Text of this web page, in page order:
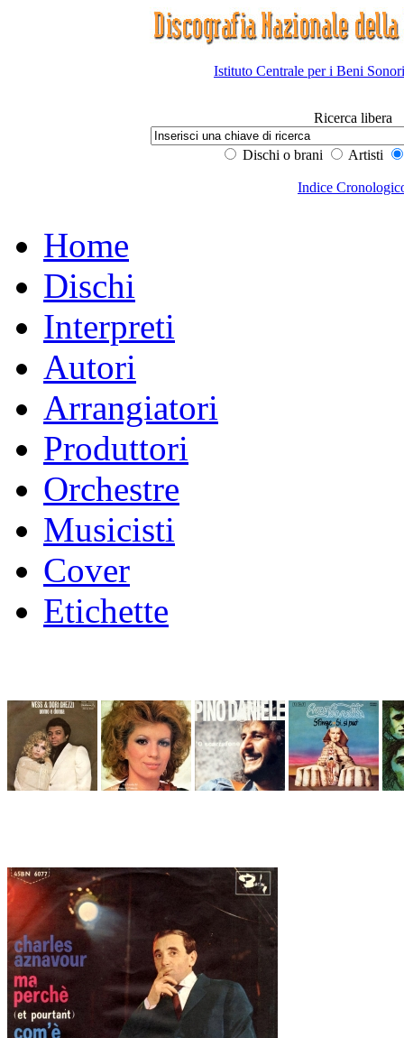
Istituto Centrale per i Beni
Ricerca libera
Dischi o brani Artisti
Indice
Home
Dischi
Interpreti
Autori
Arrangiatori
Produttori
Orchestre
Musicisti
Cover
Etichette